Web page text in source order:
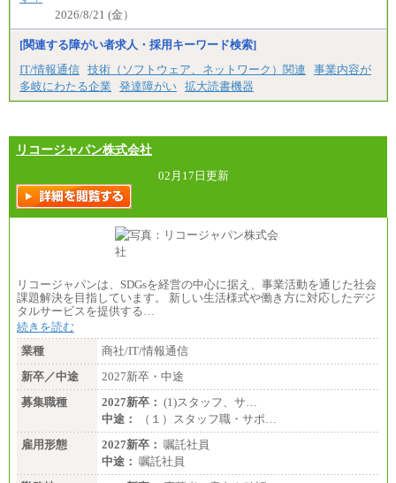
2026/8/21 (金）
[関連する障がい者求人・採用キーワード検索]
IT/情報通信 技術（ソフトウェア、ネットワーク）関連
事業内容が
多岐にわたる企業
発達障がい 拡大読書機器
リコージャパン株式会社
02月17日更新
リコージャパンは、SDGsを経営の中心に据え、事業活動を通じた社会
課題解決を目指しています。 新しい生活様式や働き方に対応したデジ
タルサービスを提供する…
続きを読む
業種
商社/IT/情報通信
新卒／中途
2027新卒・中途
募集職種
2027新卒： (1)スタッフ、サ…
中途：
（１）スタッフ職・サポ…
雇用形態
2027新卒： 嘱託社員
中途： 嘱託社員